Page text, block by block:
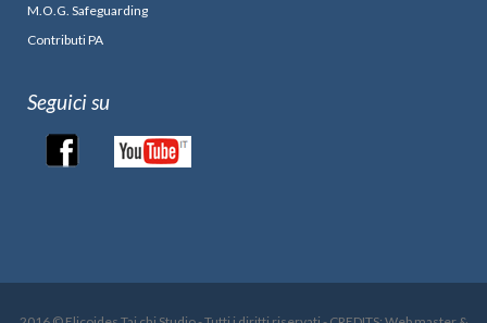
M.O.G. Safeguarding
Contributi PA
Seguici su